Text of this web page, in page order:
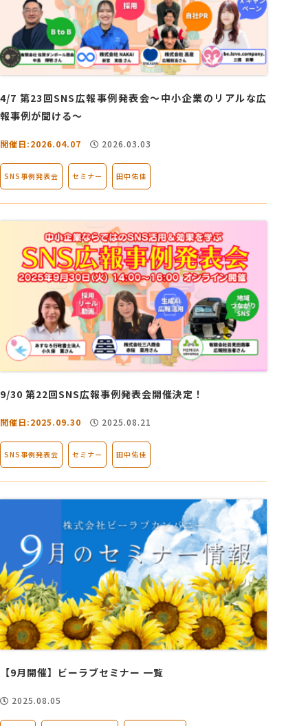
4/7 第23回SNS広報事例発表会～中小企業のリアルな広
報事例が聞ける～
開催日:2026.04.07 2026.03.03
SNS事例発表会 セミナー 田中佑佳
9/30 第22回SNS広報事例発表会開催決定！
開催日:2025.09.30 2025.08.21
SNS事例発表会 セミナー 田中佑佳
【9月開催】ビーラブセミナー 一覧
2025.08.05